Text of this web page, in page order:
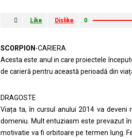
Like Dislike 0
SCORPION -CARIERA
Acesta este anul in care proiectele
de carieră pentru această perioadă din
DRAGOSTE
Viața ta, în cursul anului 2014 va
domeniu. Mult entuziasm este prevazut
motivatie va fi orbitoare pe termen lung.